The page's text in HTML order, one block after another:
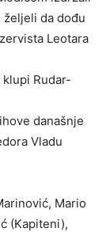
da dođu
Leotara
Rudar-
današnje
Vladu
Mario
(Kapiteni),